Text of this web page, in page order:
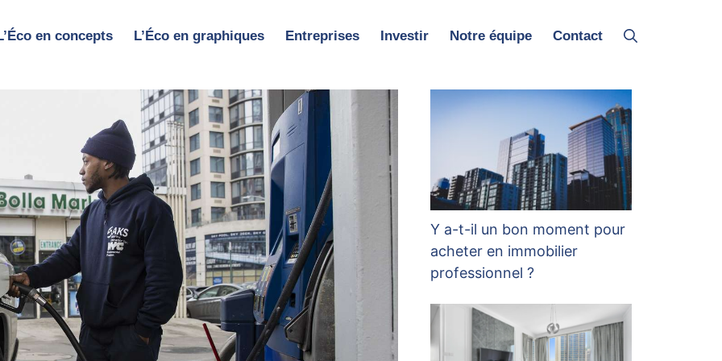
en concepts L’Éco en graphiques Entreprises Investir Notre équipe Contact
Y a-t-il un bon moment pour
acheter en immobilier
professionnel ?